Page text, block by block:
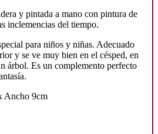
y pintada a mano con pintura de
inclemencias del tiempo.
para niños y niñas. Adecuado
y se ve muy bien en el césped, en
árbol. Es un complemento perfecto
Ancho 9cm